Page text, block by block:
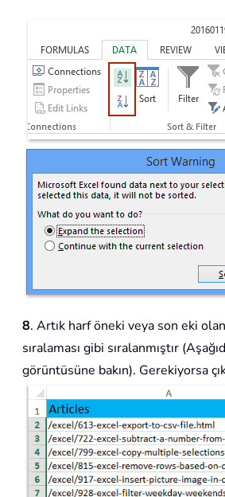
8. Artık harf öneki veya son eki
sıralaması gibi sıralanmıştır
görüntüsüne bakın). Gerekiyorsa